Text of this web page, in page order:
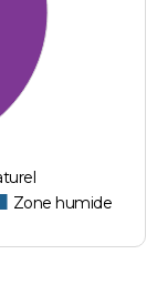
Zone humide